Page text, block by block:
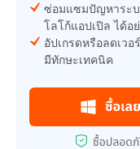
ซ่อมแซมปัญหาระ
โลโก้แอปเปิล ได้อ
อัปเกรดหรือลดเว
มีทักษะเทคนิค